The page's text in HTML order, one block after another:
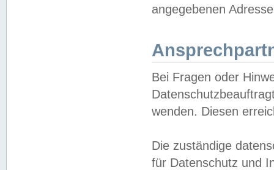
angegebenen
Bei Fragen oder
wenden. Diesen
Die zuständige
für Datenschutz und